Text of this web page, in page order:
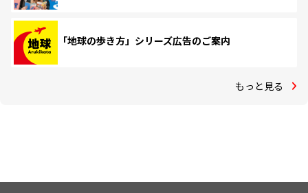
「地球の歩き方」シリーズ広告のご案内
もっと見る